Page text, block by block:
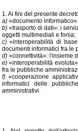
1. Ai fini del presente
a)«documento
b)«trasporto di dati»: i
oggetti multimediali e fonia;
c)«interoperabilità di
documenti informatici fra le
d)«connettività»: l'insieme
e)«interoperabilità
fra le pubbliche
f)«cooperazione
informatici delle
amministrativi.